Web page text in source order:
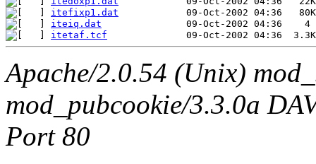
itefixp1.dat
iteiq.dat
itetaf.tcf
Apache/2.0.54 (Unix)
mod_pubcookie/3.3.0a
Port 80